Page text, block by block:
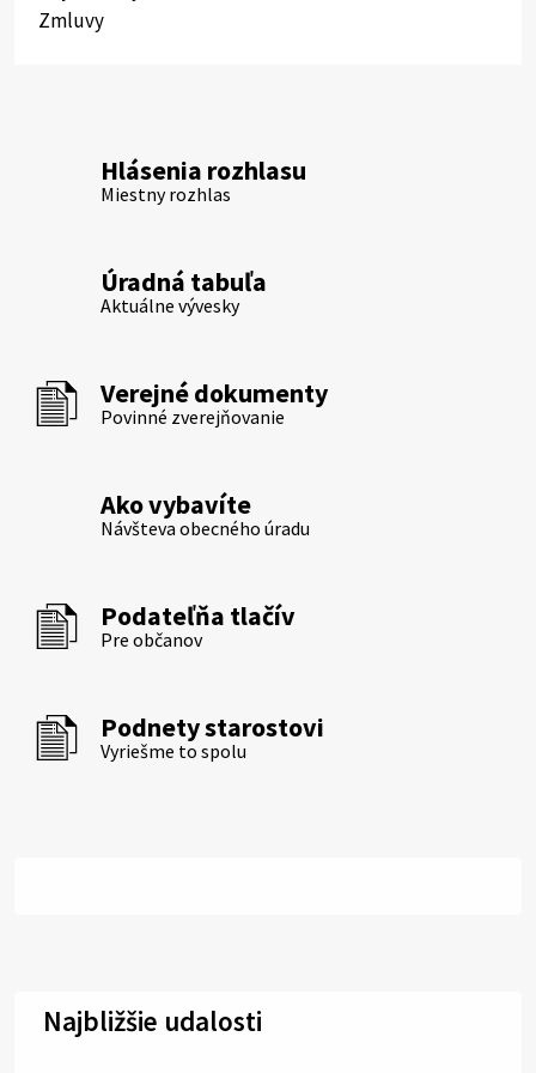
Zmluvy
Hlásenia rozhlasu
Miestny rozhlas
Úradná tabuľa
Aktuálne vývesky
Verejné dokumenty
Povinné zverejňovanie
Ako vybavíte
Návšteva obecného úradu
Podateľňa tlačív
Pre občanov
Podnety starostovi
Vyriešme to spolu
Najbližšie udalosti